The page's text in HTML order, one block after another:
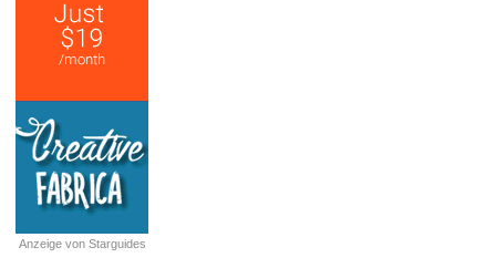
Anzeige von Starguides